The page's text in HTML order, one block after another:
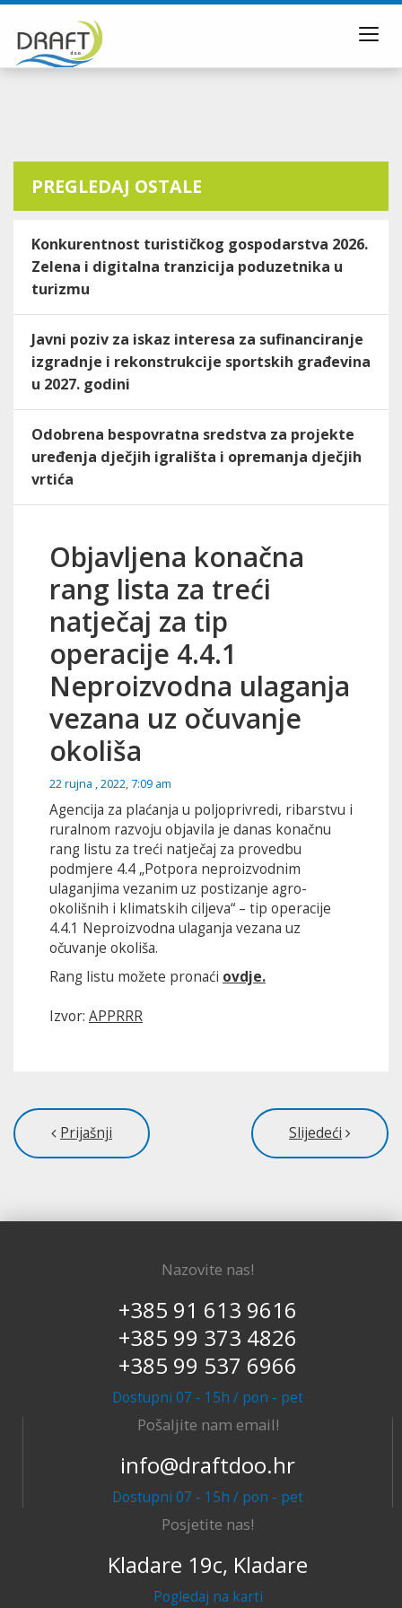
PREGLEDAJ OSTALE
Konkurentnost turističkog gospodarstva 2026.
Zelena i digitalna tranzicija poduzetnika u
turizmu
Javni poziv za iskaz interesa za sufinanciranje
izgradnje i rekonstrukcije sportskih građevina
u 2027. godini
Odobrena bespovratna sredstva za projekte
uređenja dječjih igrališta i opremanja dječjih
vrtića
Objavljena konačna
rang lista za treći
natječaj za tip
operacije 4.4.1
Neproizvodna ulaganja
vezana uz očuvanje
okoliša
22 rujna , 2022, 7:09 am
Agencija za plaćanja u poljoprivredi, ribarstvu i
ruralnom razvoju objavila je danas konačnu
rang listu za treći natječaj za provedbu
podmjere 4.4 „Potpora neproizvodnim
ulaganjima vezanim uz postizanje agro-
okolišnih i klimatskih ciljeva“ – tip operacije
4.4.1 Neproizvodna ulaganja vezana uz
očuvanje okoliša.
Rang listu možete pronaći ovdje.
Izvor: APPRRR
Prijašnji Slijedeći
Nazovite nas!
+385 91 613 9616
+385 99 373 4826
+385 99 537 6966
Dostupni 07 - 15h / pon - pet
Pošaljite nam email!
info@draftdoo.hr
Dostupni 07 - 15h / pon - pet
Posjetite nas!
Kladare 19c, Kladare
Pogledaj na karti